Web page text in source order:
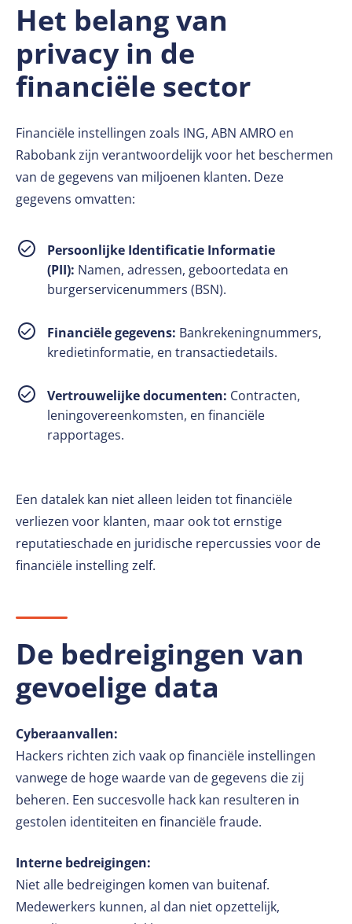
Het belang van
privacy in de
financiële sector
Financiële instellingen zoals ING, ABN AMRO en
Rabobank zijn verantwoordelijk voor het beschermen
van de gegevens van miljoenen klanten. Deze
gegevens omvatten:
Persoonlijke Identificatie Informatie
(PII): Namen, adressen, geboortedata en
burgerservicenummers (BSN).
Financiële gegevens: Bankrekeningnummers,
kredietinformatie, en transactiedetails.
Vertrouwelijke documenten: Contracten,
leningovereenkomsten, en financiële
rapportages.
Een datalek kan niet alleen leiden tot financiële
verliezen voor klanten, maar ook tot ernstige
reputatieschade en juridische repercussies voor de
financiële instelling zelf.
De bedreigingen van
gevoelige data
Cyberaanvallen:
Hackers richten zich vaak op financiële instellingen
vanwege de hoge waarde van de gegevens die zij
beheren. Een succesvolle hack kan resulteren in
gestolen identiteiten en financiële fraude.
Interne bedreigingen:
Niet alle bedreigingen komen van buitenaf.
Medewerkers kunnen, al dan niet opzettelijk,